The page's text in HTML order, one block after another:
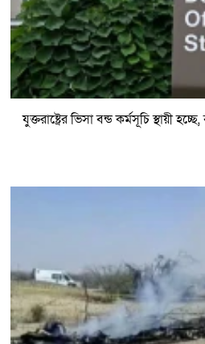
যুক্তরাষ্ট্রের ভিসা বন্ড কর্মসূচি স্থায়ী